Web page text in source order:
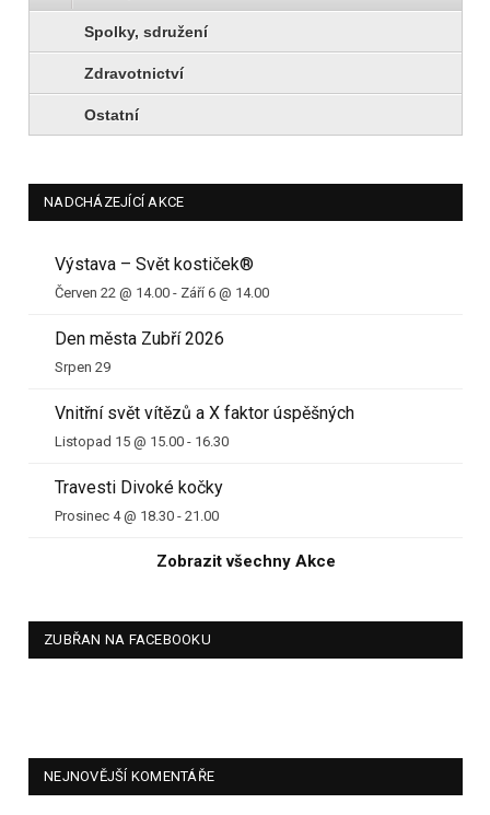
Spolky, sdružení
Zdravotnictví
Ostatní
NADCHÁZEJÍCÍ AKCE
Výstava – Svět kostiček®
Červen 22 @ 14.00 - Září 6 @ 14.00
Den města Zubří 2026
Srpen 29
Vnitřní svět vítězů a X faktor úspěšných
Listopad 15 @ 15.00 - 16.30
Travesti Divoké kočky
Prosinec 4 @ 18.30 - 21.00
Zobrazit všechny Akce
ZUBŘAN NA FACEBOOKU
NEJNOVĚJŠÍ KOMENTÁŘE